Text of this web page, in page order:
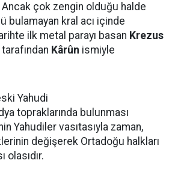
Ancak çok zengin olduğu halde
bulamayan kral acı içinde
ilk metal parayı basan Krezus
Kârûn ismiyle
Yahudi
topraklarında bulunması
Yahudiler vasıtasıyla zaman,
değişerek Ortadoğu halkları
olasıdır.